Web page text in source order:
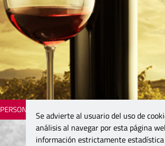
PERSONAJES
Se advierte al usuario del uso de
análisis al navegar por esta página
información estrictamente